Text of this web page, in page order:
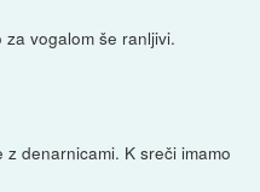
vogalom še ranljivi.
denarnicami. K sreči imamo